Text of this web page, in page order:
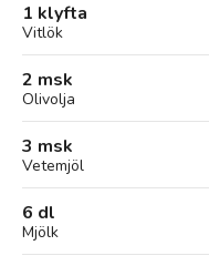
1 klyfta
Vitlök
2 msk
Olivolja
3 msk
Vetemjöl
6 dl
Mjölk